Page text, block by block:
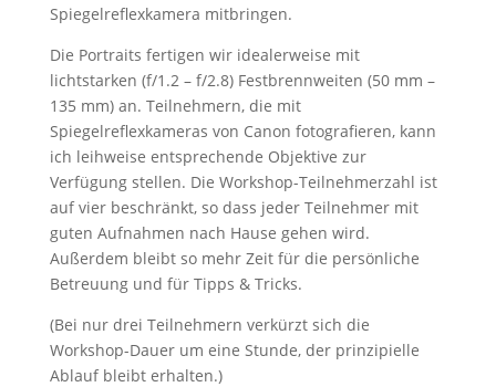
Spiegelreflexkamera mitbringen.
Die Portraits fertigen wir idealerweise mit
lichtstarken (f/1.2 – f/2.8) Festbrennweiten (50 mm –
135 mm) an. Teilnehmern, die mit
Spiegelreflexkameras von Canon fotografieren, kann
ich leihweise entsprechende Objektive zur
Verfügung stellen. Die Workshop-Teilnehmerzahl ist
auf vier beschränkt, so dass jeder Teilnehmer mit
guten Aufnahmen nach Hause gehen wird.
Außerdem bleibt so mehr Zeit für die persönliche
Betreuung und für Tipps & Tricks.
(Bei nur drei Teilnehmern verkürzt sich die
Workshop-Dauer um eine Stunde, der prinzipielle
Ablauf bleibt erhalten.)